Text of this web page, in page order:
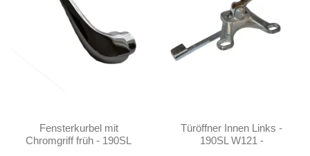
Fensterkurbel mit
Chromgriff früh - 190SL
Türöffner Innen Links -
190SL W121 -